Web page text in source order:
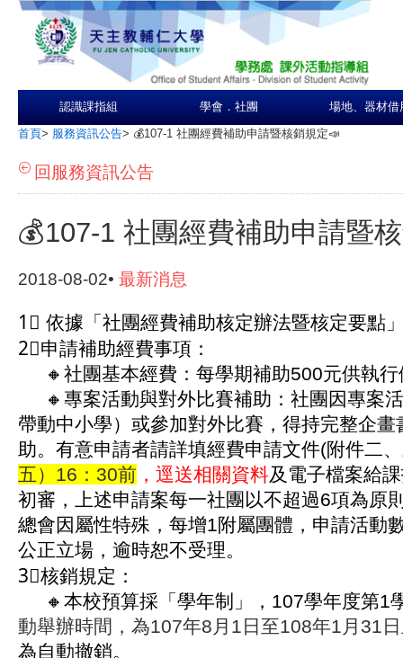
認識課指組 學會．社團 場地、器材借
首頁> 服務資訊公告> 💰107-1 社團經費補助申請暨核銷規定📣
回服務資訊公告
💰107-1 社團經費補助申請暨
2018-08-02• 最新消息
1⃣ 依據「社團經費補助核定辦法暨核定要點
2⃣申請補助經費事項：
🔸社團基本經費：每學期補助500元供執行
🔸專案活動與對外比賽補助：社團因專案
帶動中小學）或參加對外比賽，得持完整企
助。有意申請者請詳填經費申請文件(附件二
五）16：30前 ，逕送相關資料及電子檔案給
初審，上述申請案每一社團以不超過6項為原
總會因屬性特殊，每增1附屬團體，申請活動
公正立場，逾時恕不受理。
3⃣核銷規定：
🔸本校預算採「學年制」，107學年度第1
動舉辦時間，為107年8月1日至108年1月31
為自動撤銷。